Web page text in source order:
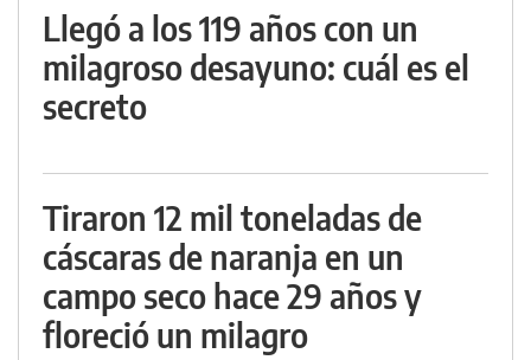
Llegó a los 119 años con un
milagroso desayuno: cuál es el
secreto
Tiraron 12 mil toneladas de
cáscaras de naranja en un
campo seco hace 29 años y
floreció un milagro